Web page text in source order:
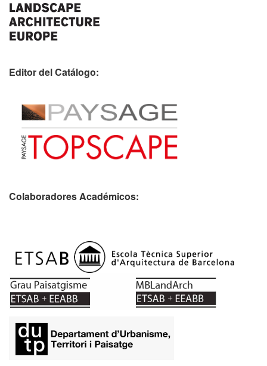
Editor del Catálogo:
Colaboradores Académicos: